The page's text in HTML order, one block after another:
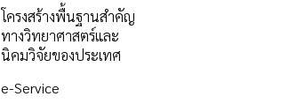
โครงสร้างพื้นฐานสำคัญ
ทางวิทยาศาสตร์และ
นิคมวิจัยของประเทศ
e-Service